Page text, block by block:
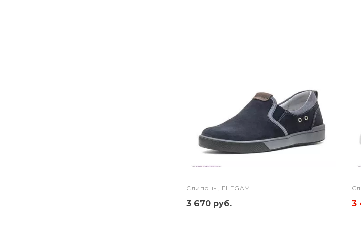
Слипоны, ELEGAMI
3 670 руб. 3